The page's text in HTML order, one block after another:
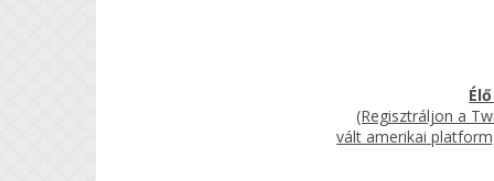
(Regisztráljon a
vált amerikai